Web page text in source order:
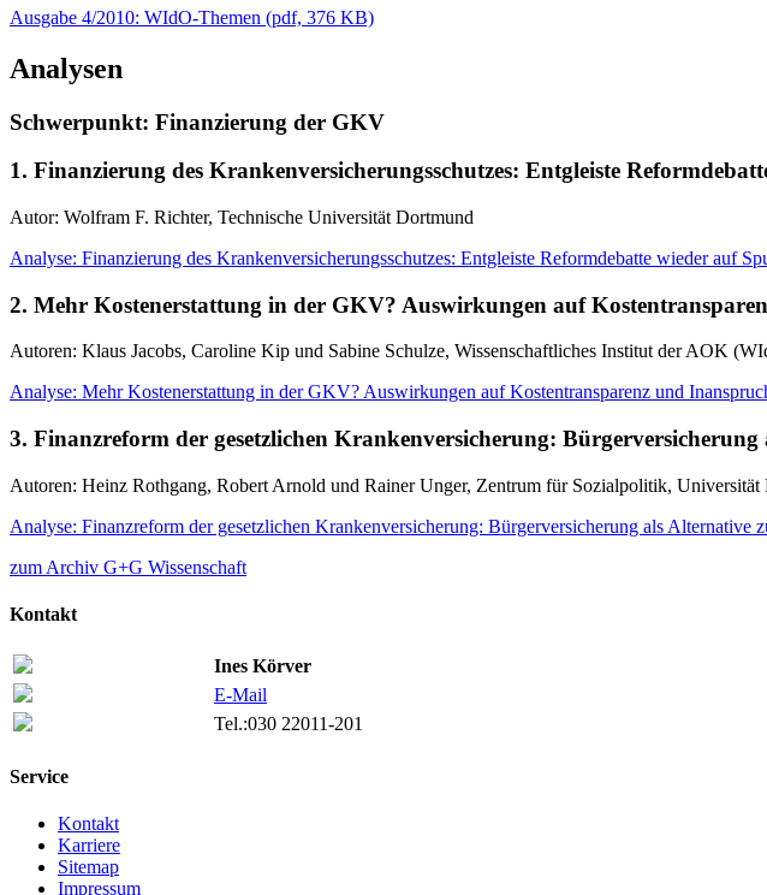
Ausgabe 4/2010: WIdO-Themen (pdf, 376 KB)
Analysen
Schwerpunkt: Finanzierung der GKV
1. Finanzierung des Krankenversicherungsschutzes: Entgleiste
Autor: Wolfram F. Richter, Technische Universität Dortmund
Analyse: Finanzierung des Krankenversicherungsschutzes: Entgleiste Reformdebatte wieder auf
2. Mehr Kostenerstattung in der GKV? Auswirkungen auf
Autoren: Klaus Jacobs, Caroline Kip und Sabine Schulze, Wissenschaftliches Institut der AOK
Analyse: Mehr Kostenerstattung in der GKV? Auswirkungen auf Kostentransparenz und
3. Finanzreform der gesetzlichen Krankenversicherung:
Autoren: Heinz Rothgang, Robert Arnold und Rainer Unger, Zentrum für Sozialpolitik, Universität
Analyse: Finanzreform der gesetzlichen Krankenversicherung: Bürgerversicherung als Alternative
zum Archiv G+G Wissenschaft
Kontakt
Ines Körver
E-Mail
Tel.:030 22011-201
Service
Kontakt
Karriere
Sitemap
Impressum